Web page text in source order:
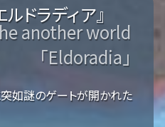
ドラディア』
another world
「Eldoradia」
突如謎のゲートが開かれた